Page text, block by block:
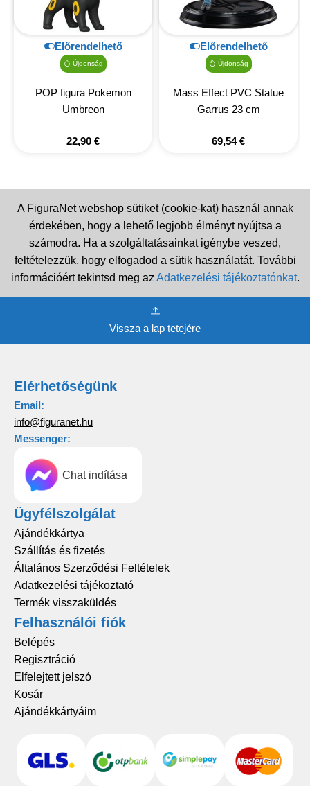
Előrendelhető
Újdonság
POP figura Pokemon
Umbreon
22,90 €
Előrendelhető
Újdonság
Mass Effect PVC Statue
Garrus 23 cm
69,54€
A FiguraNet webshop sütiket (cookie-kat) használ annak
érdekében, hogy a lehető legjobb élményt nyújtsa a
számodra. Ha a szolgáltatásainkat igénybe veszed,
feltételezzük, hogy elfogadod a sütik használatát. További
információért tekintsd meg az Adatkezelési tájékoztatónkat.
Vissza a lap tetejére
Elérhetőségünk
Email:
info@figuranet.hu
Messenger:
Chat indítása
Ügyfélszolgálat
Ajándékkártya
Szállítás és fizetés
Általános Szerződési Feltételek
Adatkezelési tájékoztató
Termék visszaküldés
Felhasználói fiók
Belépés
Regisztráció
Elfelejtett jelszó
Kosár
Ajándékkártyáim